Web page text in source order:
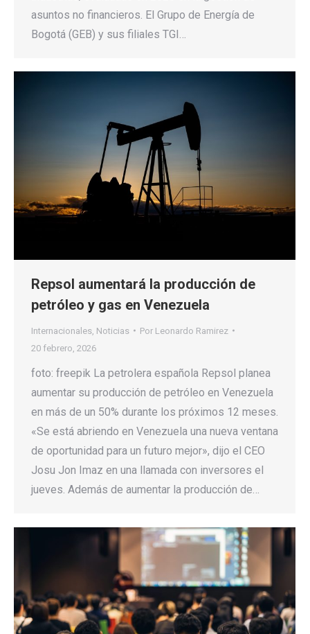
asuntos no financieros. El Grupo de Energía de
Bogotá (GEB) y sus filiales TGI…
Repsol aumentará la producción de
petróleo y gas en Venezuela
Internacionales Noticias Por Leonardo Ramirez
20 febrero, 2026
foto: freepik La petrolera española Repsol planea
aumentar su producción de petróleo en Venezuela
en más de un 50% durante los próximos 12 meses.
«Se está abriendo en Venezuela una nueva ventana
de oportunidad para un futuro mejor», dijo el CEO
Josu Jon Imaz en una llamada con inversores el
jueves. Además de aumentar la producción de…